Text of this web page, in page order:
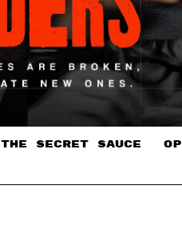
THE SECRET SAUCE​